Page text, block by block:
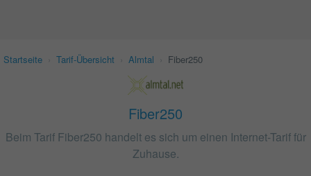
Startseite Tarif-Übersicht Almtal Fiber250
Fiber250
Beim Tarif Fiber250 handelt es sich um einen Internet-Tarif für
Zuhause.